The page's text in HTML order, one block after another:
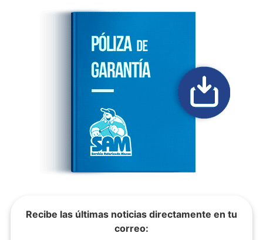
Recibe las últimas noticias directamente en tu
correo: